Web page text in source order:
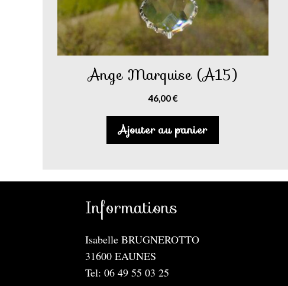
Ange Marquise (A15)
46,00€
Ajouter au panier
Informations
Isabelle BRUGNEROTTO
31600 EAUNES
Tel: 06 49 55 03 25